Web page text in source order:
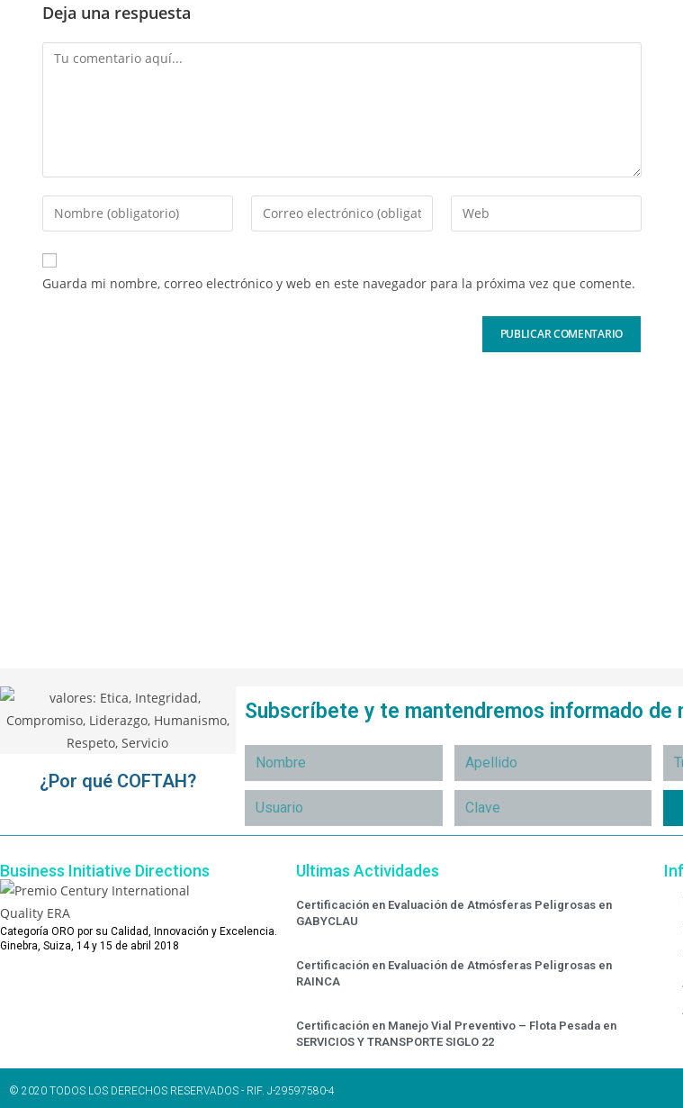
Deja una respuesta
Guarda mi nombre, correo electrónico y web en este navegador para la próxima vez que comente.
¿Por qué COFTAH?
Subscríbete y te mantendremos informado de
Business Initiative Directions
Categoría ORO por su Calidad, Innovación y Excelencia.
Ginebra, Suiza, 14 y 15 de abril 2018
Ultimas Actividades
Certificación en Evaluación de Atmósferas Peligrosas en
GABYCLAU
Certificación en Evaluación de Atmósferas Peligrosas en
RAINCA
Certificación en Manejo Vial Preventivo – Flota Pesada en
SERVICIOS Y TRANSPORTE SIGLO 22
© 2020 TODOS LOS DERECHOS RESERVADOS - RIF. J-29597580-4